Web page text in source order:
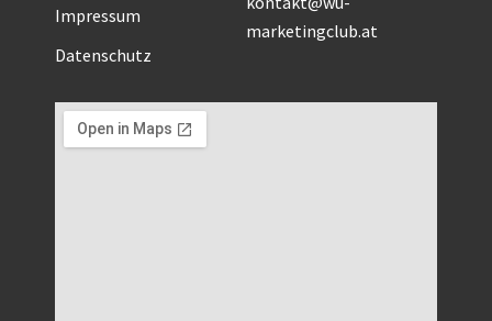
Impressum
Datenschutz
marketingclub.at